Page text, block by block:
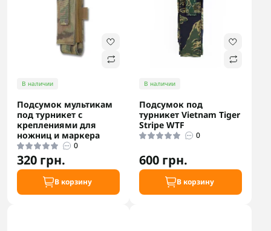
В наличии
Подсумок мультикам
под турникет с
креплениями для
ножниц и маркера
0
320 грн.
В корзину
В наличии
Подсумок под
турникет Vietnam Tiger
Stripe WTF
0
600 грн.
В корзину